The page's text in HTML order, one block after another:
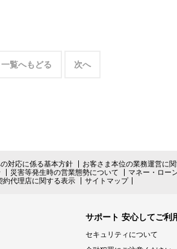
一覧へもどる 次へ
対応に係る基本方針 お客さま本位の業務運営に
災害等発生時の営業態勢について
マネー・ロー
約代理店に関する表示 サイトマップ
サポート 安心してご利
セキュリティについて